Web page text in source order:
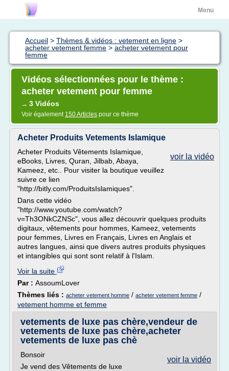
Menu
Accueil > Thèmes & vidéos : vetement en ligne >
acheter vetement femme > acheter vetement pour
femme
Vidéos sélectionnées pour le thème :
acheter vetement pour femme
→ 3 Vidéos
Voir également 150 Articles pour ce thème
Acheter Produits Vetements Islamique
voir la vidéo
Acheter Produits Vêtements Islamique,
eBooks, Livres, Quran, Jilbab, Abaya,
Kameez, etc.. Pour visiter la boutique veuillez
suivre ce lien
"http://bitly.com/ProduitsIslamiques".
Dans cette vidéo
"http://www.youtube.com/watch?
v=Th3ONkCZNSc", vous allez découvrir quelques produits
digitaux, vêtements pour hommes, Kameez, vetements
pour femmes, Livres en Français, Livres en Anglais et
autres langues, ainsi que divers autres produits physiques
et intangibles qui sont sont relatif à l'Islam.
Voir la suite
Par : AssoumLover
Thèmes liés : acheter vetement homme / acheter vetement femme /
vetement homme et femme
vetements de luxe pas chère,vendeur de
vetements de luxe pas chère,acheter
vetements de luxe pas chè
voir la vidéo
Bonsoir
Je vend des Vêtements de luxe